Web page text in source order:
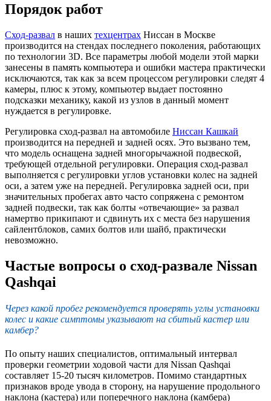
Порядок работ
Сход-развал в наших техцентрах Ниссан в Москве
производится на стендах последнего поколения, работающих
по технологии 3D. Все параметры любой модели этой марки
занесены в память компьютера и ошибки мастера практически
исключаются, так как за всем процессом регулировки следят 4
камеры, плюс к этому, компьютер выдает постоянно
подсказки механику, какой из узлов в данный момент
нуждается в регулировке.
Регулировка сход-развал на автомобиле Ниссан Кашкай
производится на передней и задней осях. Это вызвано тем,
что модель оснащена задней многорычажной подвеской,
требующей отдельной регулировки. Операция сход-развал
выполняется с регулировки углов установки колес на задней
оси, а затем уже на передней. Регулировка задней оси, при
значительных пробегах авто часто сопряжена с ремонтом
задней подвески, так как болты «отвечающие» за развал
намертво прикипают и сдвинуть их с места без нарушения
сайлентблоков, самих болтов или шайб, практически
невозможно.
Частые вопросы о сход-развале Nissan
Qashqai
Через какой пробег рекомендуется проверять углы установки
колес и какие симптомы указывают на сбитый кастер или
камбер?
По опыту наших специалистов, оптимальный интервал
проверки геометрии ходовой части для Nissan Qashqai
составляет 15-20 тысяч километров. Помимо стандартных
признаков вроде увода в сторону, на нарушение продольного
наклона (кастера) или поперечного наклона (камбера)